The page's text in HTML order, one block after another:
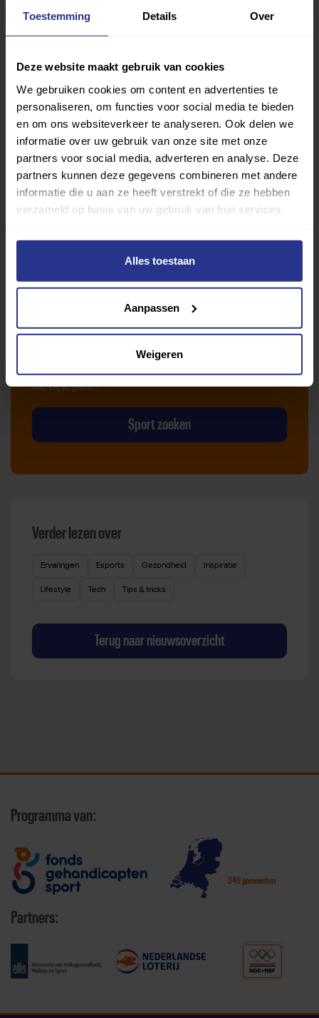
Toestemming Details Over
Deze website maakt gebruik van cookies
We gebruiken cookies om content en advertenties te
personaliseren, om functies voor social media te bieden
en om ons websiteverkeer te analyseren. Ook delen we
informatie over uw gebruik van onze site met onze
partners voor social media, adverteren en analyse. Deze
partners kunnen deze gegevens combineren met andere
informatie die u aan ze heeft verstrekt of die ze hebben
verzameld op basis van uw gebruik van hun services.
Alles toestaan
Aanpassen
Weigeren
Van atletiek tot zwemmen: met onze Sportzoeker
vind je gemakkelijk jouw favoriete sport of activiteit.
die bij je past.
Sport zoeken
Verder lezen over
Ervaringen Esports Gezondheid Inspiratie
Lifestyle Tech Tips & tricks
Terug naar nieuwsoverzicht
Programma van:
340 gemeenten
Partners: